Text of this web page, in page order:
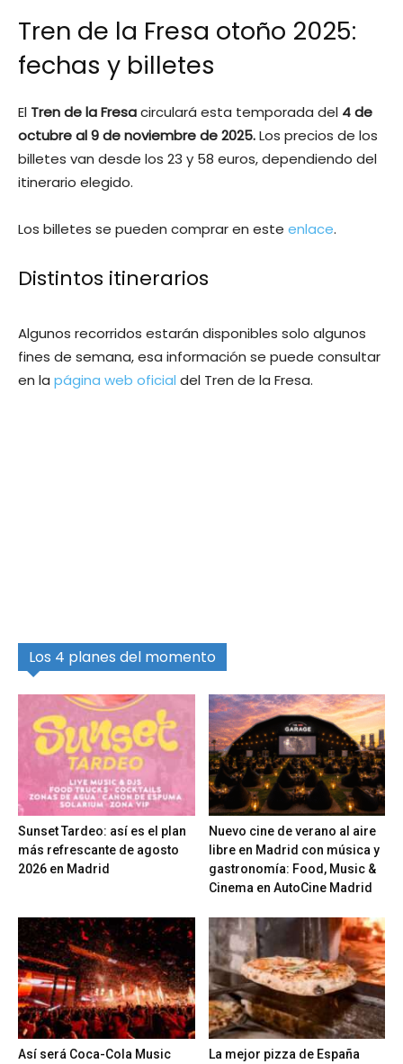
Tren de la Fresa otoño 2025:
fechas y billetes
El Tren de la Fresacirculará esta temporada del 4 de
octubre al 9 de noviembre de 2025.Los precios de los
billetes van desde los 23 y 58 euros, dependiendo del
itinerario elegido.
Los billetes se pueden comprar en este enlace.
Distintos itinerarios
Algunos recorridos estarán disponibles solo algunos
fines de semana, esa información se puede consultar
en la página web oficial del Tren de la Fresa.
Los 4 planes del momento
Sunset Tardeo: así es el plan
más refrescante de agosto
2026 en Madrid
Nuevo cine de verano al aire
libre en Madrid con música y
gastronomía: Food, Music &
Cinema en AutoCine Madrid
Así será Coca-Cola Music La mejor pizza de España